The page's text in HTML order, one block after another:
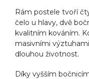
Rám postele tvoří
čelo u hlavy, dvě
kvalitním kováním.
masivními
dlouhou životnost.
Díky vyšším